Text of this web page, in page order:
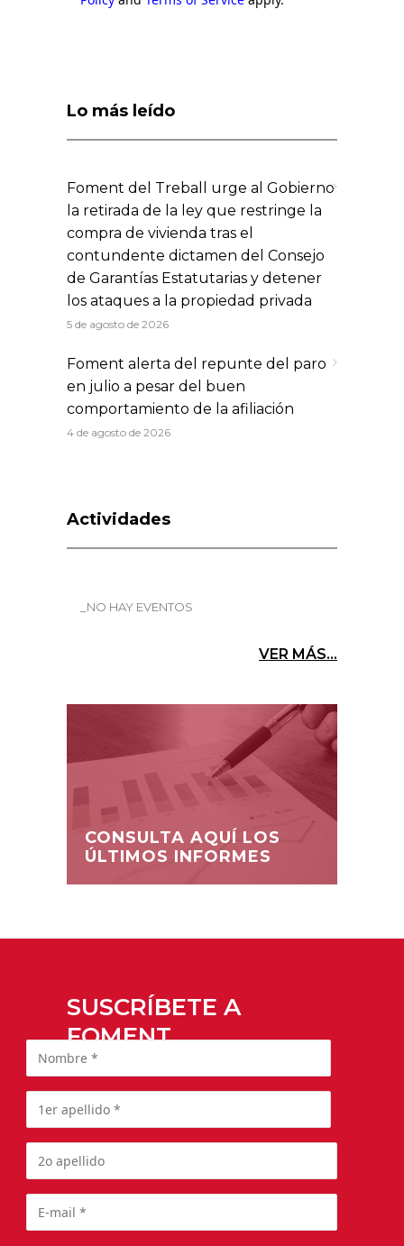
Lo más leído
Foment del Treball urge al Gobierno
la retirada de la ley que restringe la
compra de vivienda tras el
contundente dictamen del Consejo
de Garantías Estatutarias y detener
los ataques a la propiedad privada
5 de agosto de 2026
Foment alerta del repunte del paro
en julio a pesar del buen
comportamiento de la afiliación
4 de agosto de 2026
Actividades
_NO HAY EVENTOS
VER MÁS...
CONSULTA AQUÍ LOS
ÚLTIMOS INFORMES
SUSCRÍBETE A
FOMENT